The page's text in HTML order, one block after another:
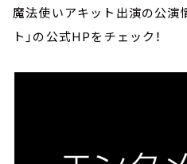
魔法使いアキット出演の公演
ト」の公式HPをチェック！